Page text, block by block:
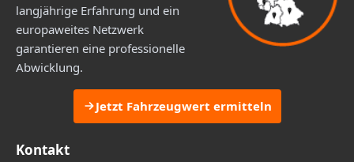
langjährige Erfahrung und ein
europaweites Netzwerk
garantieren eine professionelle
Abwicklung.
Jetzt Fahrzeugwert ermitteln
Kontakt